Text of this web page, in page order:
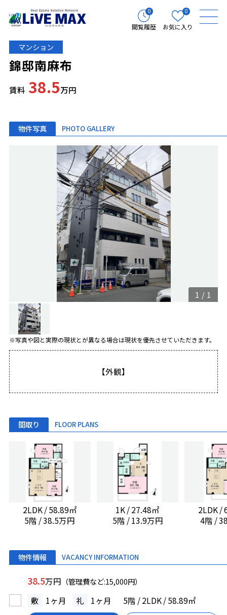
0
閲覧履歴
0
お気に入り
マンション
錦邸南麻布
賃料 38.5万円
物件写真 PHOTO GALLERY
1 / 1
※写真や図と実際の現状とが異なる場合は現状を優先させていただきます。
【外観】
間取り FLOOR PLANS
2LDK / 58.89㎡
5階 / 38.5万円
1K / 27.48㎡
5階 / 13.9万円
2LDK /
4階 /
物件情報 VACANCY INFORMATION
38.5万円 （管理費など:15,000円）
敷 1ヶ月 礼 1ヶ月 5階 / 2LDK / 58.89㎡